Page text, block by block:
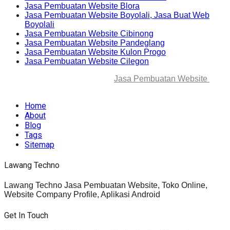
Jasa Pembuatan Website Blora
Jasa Pembuatan Website Boyolali, Jasa Buat Web
Boyolali
Jasa Pembuatan Website Cibinong
Jasa Pembuatan Website Pandeglang
Jasa Pembuatan Website Kulon Progo
Jasa Pembuatan Website Cilegon
Jasa Pembuatan Website
Home
About
Blog
Tags
Sitemap
Lawang Techno
Lawang Techno Jasa Pembuatan Website, Toko Online,
Website Company Profile, Aplikasi Android
Get In Touch